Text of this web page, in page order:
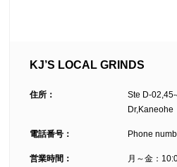
KJ’S LOCAL GRINDS
住所：
Ste D-
Dr,Kaneohe
電話番号： Phone
営業時間：
月～金：